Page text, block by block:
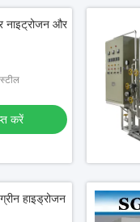
नाइट्रोजन और
करें
हाइड्रोजन